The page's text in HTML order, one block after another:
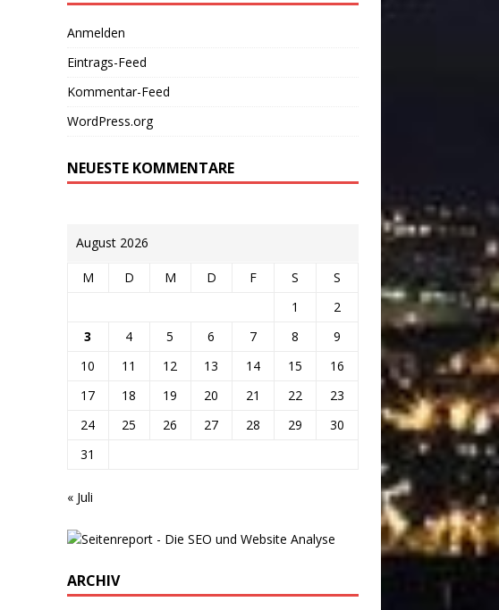
Anmelden
Eintrags-Feed
Kommentar-Feed
WordPress.org
NEUESTE KOMMENTARE
August 2026
M D M D F S
S
1
2
3
4 5 6 7 8
9
10
11 12 13 14 15
16
17
18 19 20 21 22
23
24
25 26 27 28 29
30
31
« Juli
ARCHIV